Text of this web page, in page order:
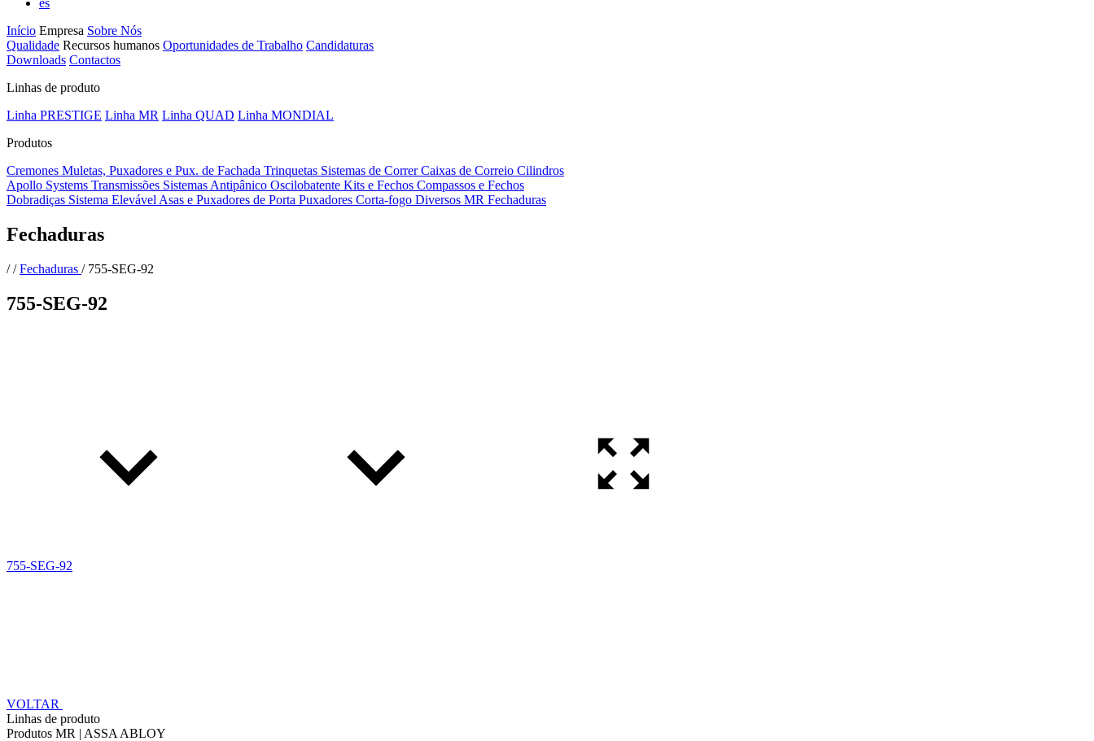
es
Início Empresa Sobre Nós
Qualidade Recursos humanos Oportunidades de Trabalho Candidaturas
Downloads Contactos
Linhas de produto
Linha PRESTIGE Linha MR Linha QUAD Linha MONDIAL
Produtos
Cremones Muletas, Puxadores e Pux. de Fachada Trinquetas Sistemas de CorrerCaixas de Correio Cilindros
Apollo Systems Transmissões Sistemas Antipânico Oscilobatente Kits e Fechos Compassos e Fechos
Dobradiças Sistema Elevável Asas e Puxadores de Porta Puxadores Corta-fogo Diversos MR Fechaduras
Fechaduras
//Fechaduras / 755-SEG-92
755-SEG-92
755-SEG-92
VOLTAR
Linhas de produto
Produtos MR | ASSA ABLOY